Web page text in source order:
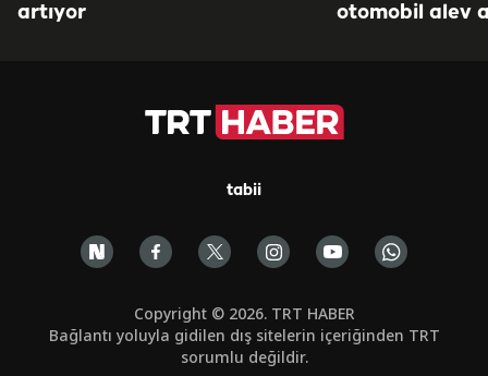
artıyor
otomobil alev
tabii
Copyright © 2026. TRT HABER
Bağlantı yoluyla gidilen dış sitelerin içeriğinden TRT
sorumlu değildir.